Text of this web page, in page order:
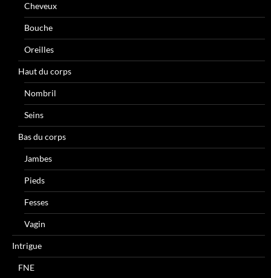
Cheveux
Bouche
Oreilles
Haut du corps
Nombril
Seins
Bas du corps
Jambes
Pieds
Fesses
Vagin
Intrigue
FNE